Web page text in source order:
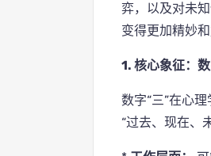
弈，以及对未
变得更加精妙和
1. 核心象征：
数字“三”在心
“过去、现在、